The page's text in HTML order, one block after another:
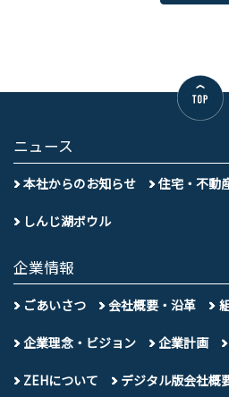
ニュース
本社からのお知らせ 住宅・不動
しんじ湖ボウル
企業情報
ごあいさつ 会社概要・沿革
企業理念・ビジョン 企業計画
ZEHについて デジタル版会社概